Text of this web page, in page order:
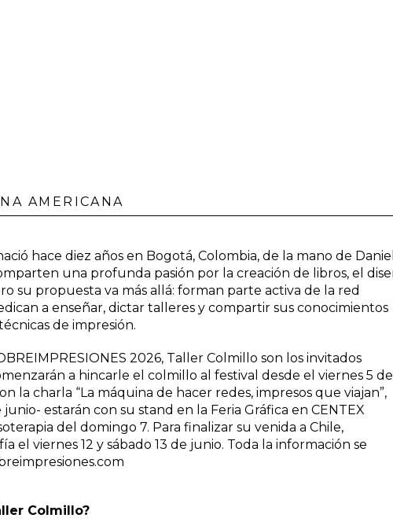
AMERICANA
hace diez años en Bogotá, Colombia, de la mano de
una profunda pasión por la creación de libros, el
su propuesta va más allá: forman parte activa de la red
a enseñar, dictar talleres y compartir sus conocimientos
de impresión.
2026, Taller Colmillo son los invitados
a hincarle el colmillo al festival desde el viernes 5 de
la charla “La máquina de hacer redes, impresos que viajan”,
estarán con su stand en la Feria Gráfica en CENTEX
del domingo 7. Para finalizar su venida a Chile,
el viernes 12 y sábado 13 de junio. Toda la información se
Colmillo?